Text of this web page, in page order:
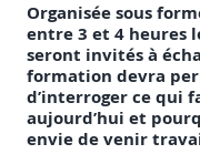
Organisée sous
entre 3 et 4 heures
seront invités à
formation devra
d’interroger ce qui
aujourd’hui et
envie de venir